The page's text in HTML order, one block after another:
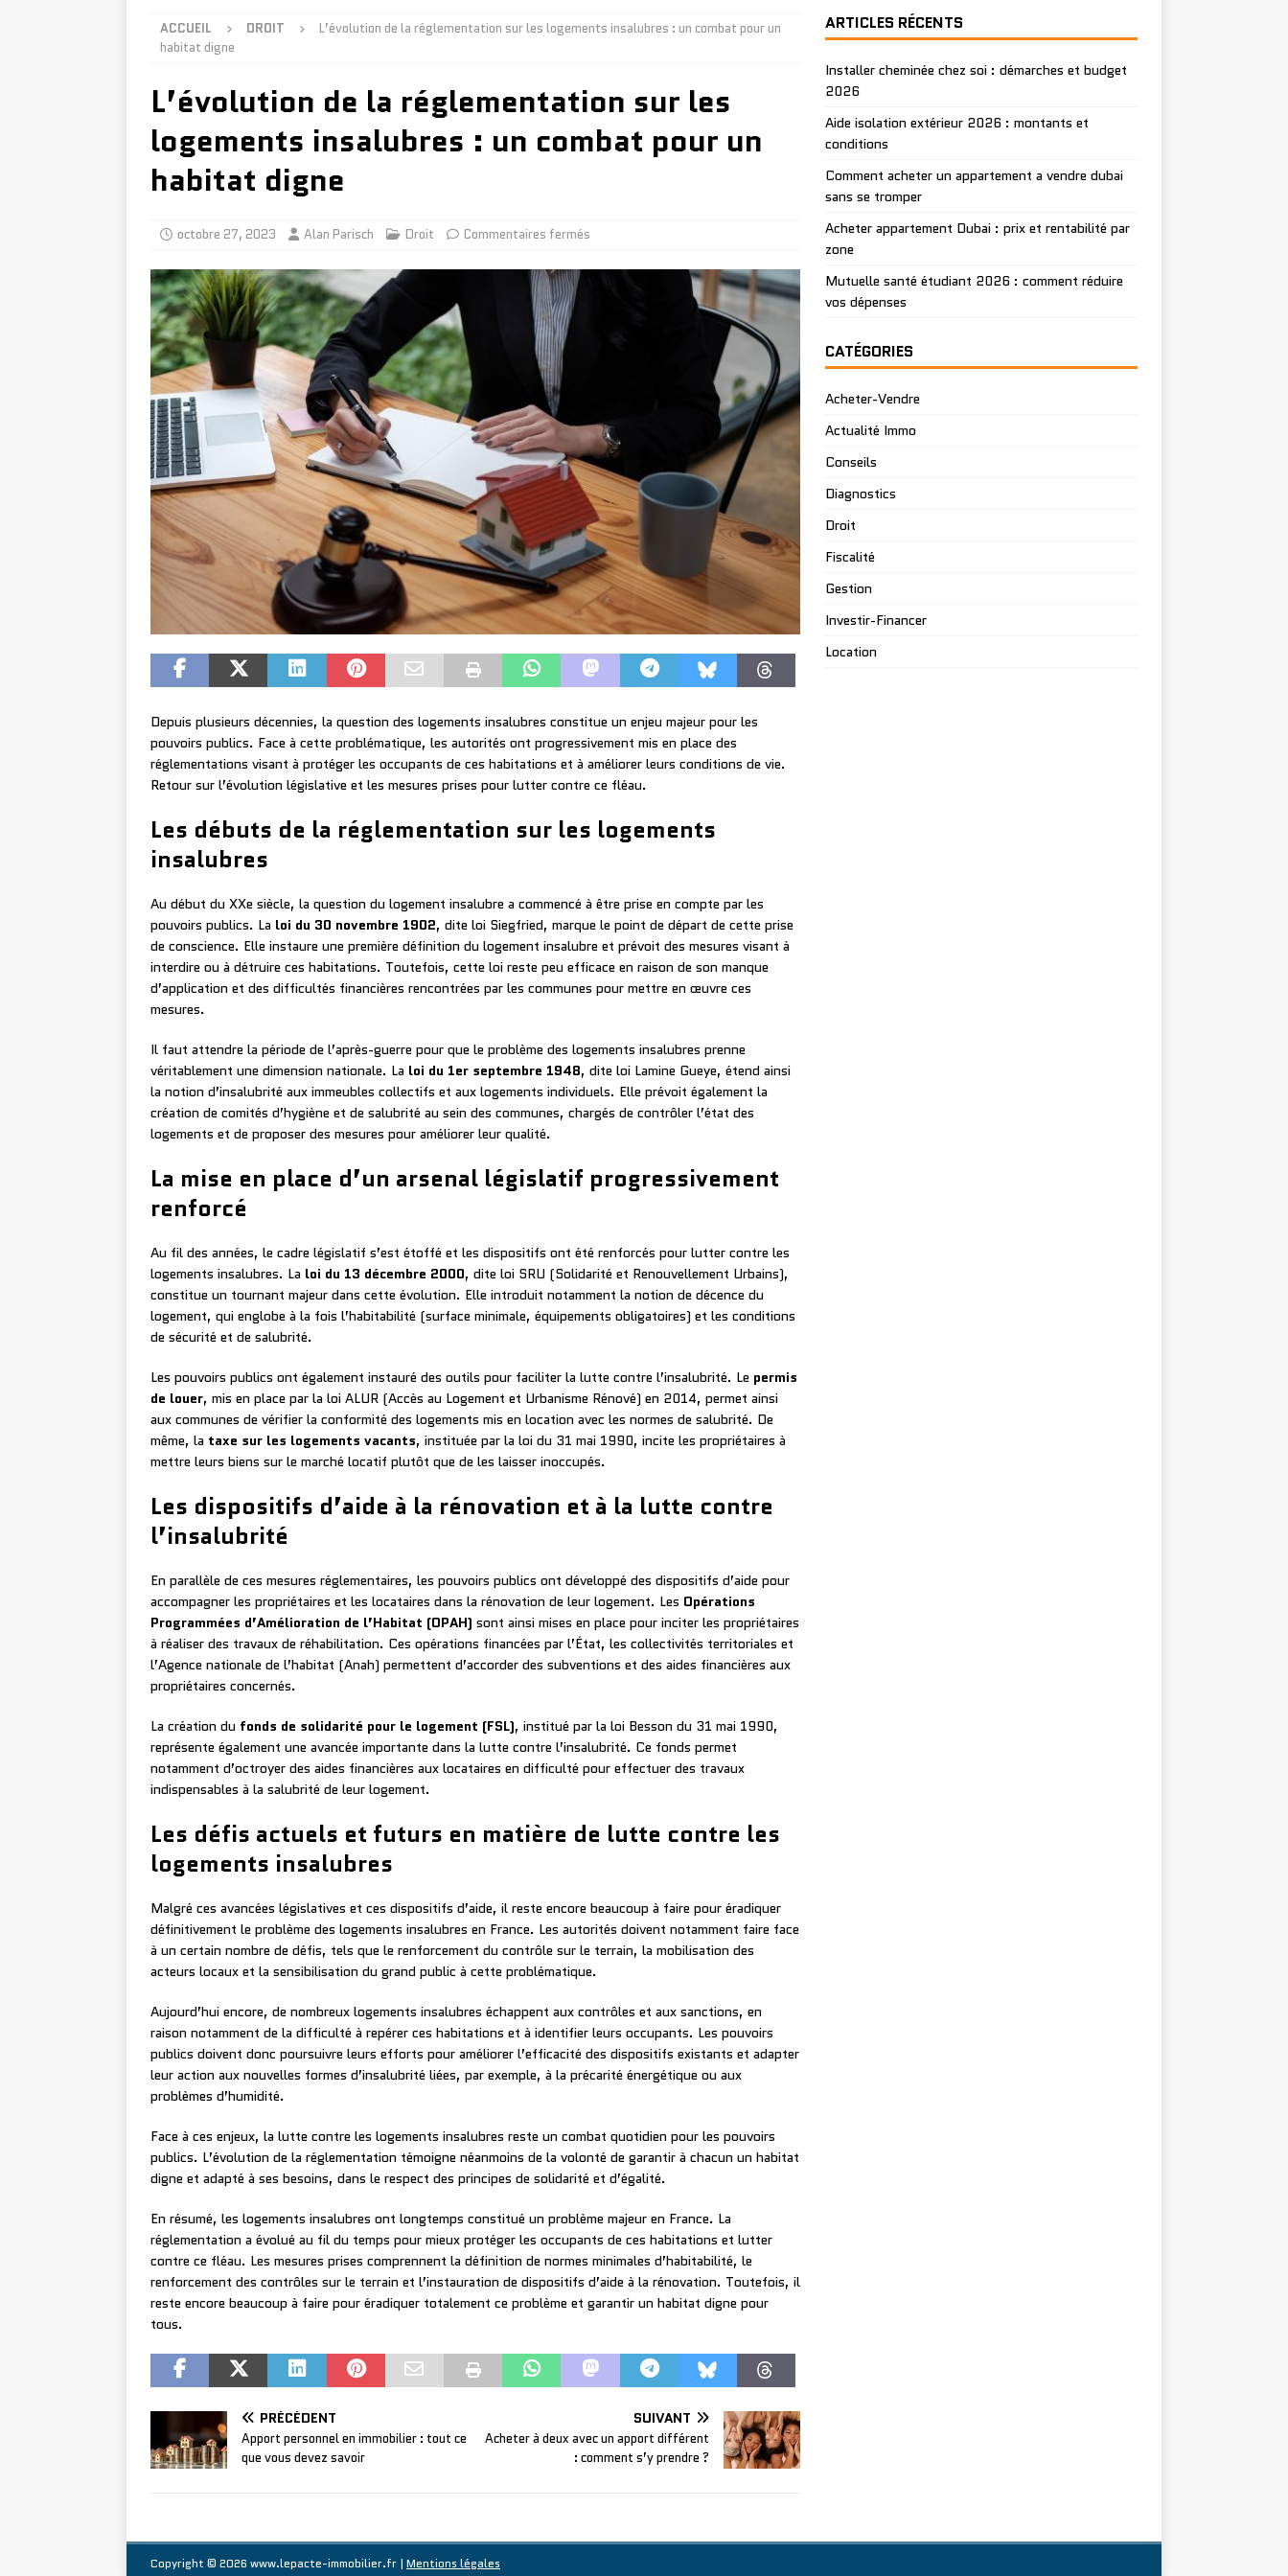
ACCUEIL DROIT
L’évolution de la réglementation sur les logements insalubres : un combat pour un
habitat digne
L’évolution de la réglementation sur les
logements insalubres : un combat pour un
habitat digne
octobre 27, 2023 Alan Parisch Droit Commentaires fermés
Depuis plusieurs décennies, la question des logements insalubres constitue un enjeu majeur pour les
pouvoirs publics. Face à cette problématique, les autorités ont progressivement mis en place des
réglementations visant à protéger les occupants de ces habitations et à améliorer leurs conditions de vie.
Retour sur l’évolution législative et les mesures prises pour lutter contre ce fléau.
Les débuts de la réglementation sur les logements
insalubres
Au début du XXe siècle, la question du logement insalubre a commencé à être prise en compte par les
pouvoirs publics. La loi du 30 novembre 1902, dite loi Siegfried, marque le point de départ de cette prise
de conscience. Elle instaure une première définition du logement insalubre et prévoit des mesures visant à
interdire ou à détruire ces habitations. Toutefois, cette loi reste peu efficace en raison de son manque
d’application et des difficultés financières rencontrées par les communes pour mettre en œuvre ces
mesures.
Il faut attendre la période de l’après-guerre pour que le problème des logements insalubres prenne
véritablement une dimension nationale. La loi du 1er septembre 1948, dite loi Lamine Gueye, étend ainsi
la notion d’insalubrité aux immeubles collectifs et aux logements individuels. Elle prévoit également la
création de comités d’hygiène et de salubrité au sein des communes, chargés de contrôler l’état des
logements et de proposer des mesures pour améliorer leur qualité.
La mise en place d’un arsenal législatif progressivement
renforcé
Au fil des années, le cadre législatif s’est étoffé et les dispositifs ont été renforcés pour lutter contre les
logements insalubres. La loi du 13 décembre 2000, dite loi SRU (Solidarité et Renouvellement Urbains),
constitue un tournant majeur dans cette évolution. Elle introduit notamment la notion de décence du
logement, qui englobe à la fois l’habitabilité (surface minimale, équipements obligatoires) et les conditions
de sécurité et de salubrité.
Les pouvoirs publics ont également instauré des outils pour faciliter la lutte contre l’insalubrité. Le permis
de louer, mis en place par la loi ALUR (Accès au Logement et Urbanisme Rénové) en 2014, permet ainsi
aux communes de vérifier la conformité des logements mis en location avec les normes de salubrité. De
même, la taxe sur les logements vacants, instituée par la loi du 31 mai 1990, incite les propriétaires à
mettre leurs biens sur le marché locatif plutôt que de les laisser inoccupés.
Les dispositifs d’aide à la rénovation et à la lutte contre
l’insalubrité
En parallèle de ces mesures réglementaires, les pouvoirs publics ont développé des dispositifs d’aide pour
accompagner les propriétaires et les locataires dans la rénovation de leur logement. Les Opérations
Programmées d’Amélioration de l’Habitat (OPAH) sont ainsi mises en place pour inciter les propriétaires
à réaliser des travaux de réhabilitation. Ces opérations financées par l’État, les collectivités territoriales et
l’Agence nationale de l’habitat (Anah) permettent d’accorder des subventions et des aides financières aux
propriétaires concernés.
La création du fonds de solidarité pour le logement (FSL), institué par la loi Besson du 31 mai 1990,
représente également une avancée importante dans la lutte contre l’insalubrité. Ce fonds permet
notamment d’octroyer des aides financières aux locataires en difficulté pour effectuer des travaux
indispensables à la salubrité de leur logement.
Les défis actuels et futurs en matière de lutte contre les
logements insalubres
Malgré ces avancées législatives et ces dispositifs d’aide, il reste encore beaucoup à faire pour éradiquer
définitivement le problème des logements insalubres en France. Les autorités doivent notamment faire face
à un certain nombre de défis, tels que le renforcement du contrôle sur le terrain, la mobilisation des
acteurs locaux et la sensibilisation du grand public à cette problématique.
Aujourd’hui encore, de nombreux logements insalubres échappent aux contrôles et aux sanctions, en
raison notamment de la difficulté à repérer ces habitations et à identifier leurs occupants. Les pouvoirs
publics doivent donc poursuivre leurs efforts pour améliorer l’efficacité des dispositifs existants et adapter
leur action aux nouvelles formes d’insalubrité liées, par exemple, à la précarité énergétique ou aux
problèmes d’humidité.
Face à ces enjeux, la lutte contre les logements insalubres reste un combat quotidien pour les pouvoirs
publics. L’évolution de la réglementation témoigne néanmoins de la volonté de garantir à chacun un habitat
digne et adapté à ses besoins, dans le respect des principes de solidarité et d’égalité.
En résumé, les logements insalubres ont longtemps constitué un problème majeur en France. La
réglementation a évolué au fil du temps pour mieux protéger les occupants de ces habitations et lutter
contre ce fléau. Les mesures prises comprennent la définition de normes minimales d’habitabilité, le
renforcement des contrôles sur le terrain et l’instauration de dispositifs d’aide à la rénovation. Toutefois, il
reste encore beaucoup à faire pour éradiquer totalement ce problème et garantir un habitat digne pour
tous.
PRÉCÉDENT
Apport personnel en immobilier : tout ce
que vous devez savoir
SUIVANT
Acheter à deux avec un apport différent
: comment s’y prendre ?
ARTICLES RÉCENTS
Installer cheminée chez soi : démarches et budget
2026
Aide isolation extérieur 2026 : montants et
conditions
Comment acheter un appartement a vendre dubai
sans se tromper
Acheter appartement Dubai : prix et rentabilité par
zone
Mutuelle santé étudiant 2026 : comment réduire
vos dépenses
CATÉGORIES
Acheter-Vendre
Actualité Immo
Conseils
Diagnostics
Droit
Fiscalité
Gestion
Investir-Financer
Location
Copyright © 2026 www.lepacte-immobilier.fr | Mentions légales